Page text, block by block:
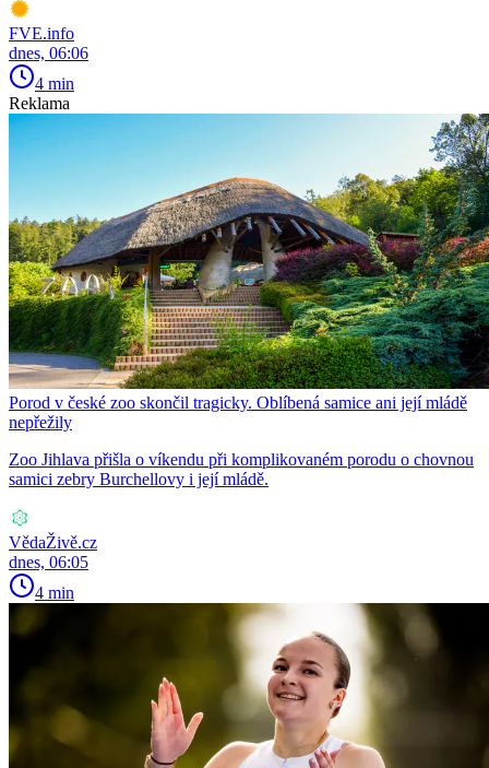
FVE.info
dnes, 06:06
4 min
Reklama
Porod v české zoo skončil tragicky. Oblíbená samice ani její mládě
nepřežily
Zoo Jihlava přišla o víkendu při komplikovaném porodu o chovnou
samici zebry Burchellovy i její mládě.
VědaŽivě.cz
dnes, 06:05
4 min